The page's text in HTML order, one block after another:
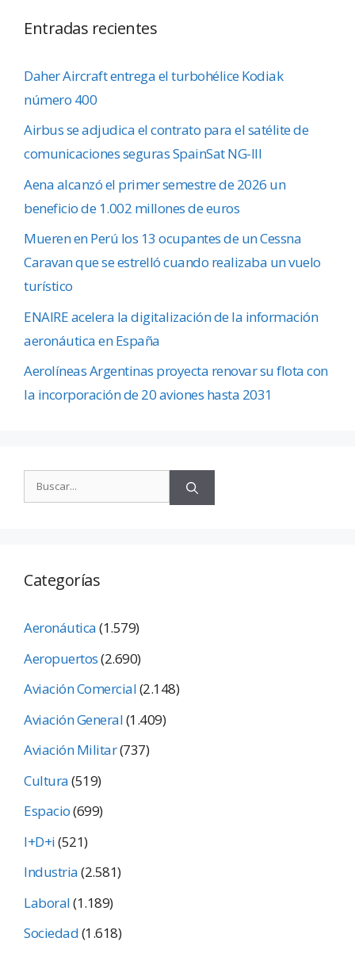
Entradas recientes
Daher Aircraft entrega el turbohélice Kodiak
número 400
Airbus se adjudica el contrato para el satélite de
comunicaciones seguras SpainSat NG-III
Aena alcanzó el primer semestre de 2026 un
beneficio de 1.002 millones de euros
Mueren en Perú los 13 ocupantes de un Cessna
Caravan que se estrelló cuando realizaba un vuelo
turístico
ENAIRE acelera la digitalización de la información
aeronáutica en España
Aerolíneas Argentinas proyecta renovar su flota con
la incorporación de 20 aviones hasta 2031
Categorías
Aeronáutica(1.579)
Aeropuertos(2.690)
Aviación Comercial(2.148)
Aviación General(1.409)
Aviación Militar(737)
Cultura(519)
Espacio(699)
I+D+i(521)
Industria(2.581)
Laboral(1.189)
Sociedad(1.618)